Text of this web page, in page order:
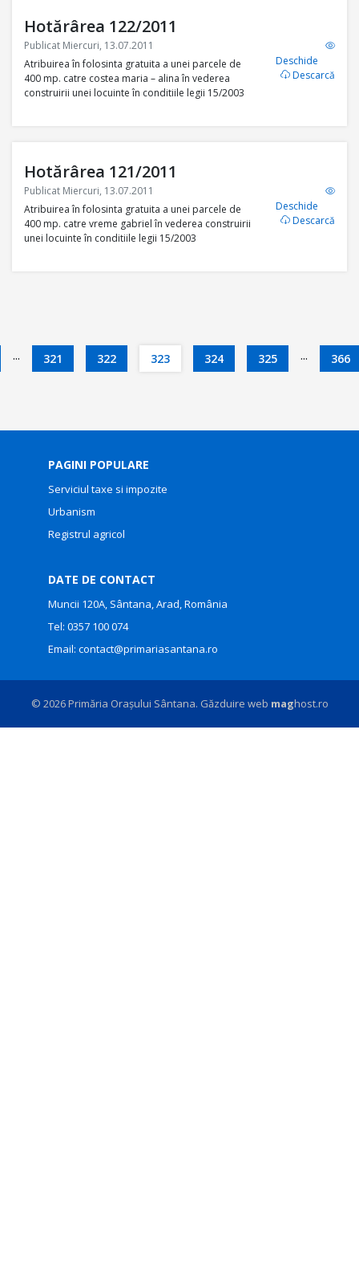
Hotărârea 122/2011
Publicat Miercuri, 13.07.2011
Atribuirea în folosinta gratuita a unei parcele de
400 mp. catre costea maria – alina în vederea
construirii unei locuinte în conditiile legii 15/2003
Deschide
Descarcă
Hotărârea 121/2011
Publicat Miercuri, 13.07.2011
Atribuirea în folosinta gratuita a unei parcele de
400 mp. catre vreme gabriel în vederea construirii
unei locuinte în conditiile legii 15/2003
Deschide
Descarcă
... 321 322 323 324 325 ... 366
PAGINI POPULARE
Serviciul taxe si impozite
Urbanism
Registrul agricol
DATE DE CONTACT
Muncii 120A, Sântana, Arad, România
Tel: 0357 100 074
Email: contact@primariasantana.ro
© 2026 Primăria Orașului Sântana. Găzduire web maghost.ro